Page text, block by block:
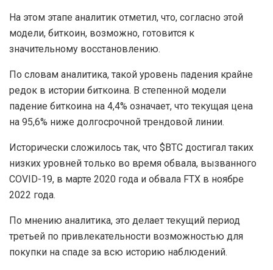
На этом этапе аналитик отметил, что, согласно этой
модели, биткоин, возможно, готовится к
значительному восстановлению.
По словам аналитика, такой уровень падения крайне
редок в истории биткоина. В степенной модели
падение биткоина на 4,4% означает, что текущая цена
на 95,6% ниже долгосрочной трендовой линии.
Исторически сложилось так, что $BTC достигал таких
низких уровней только во время обвала, вызванного
COVID-19, в марте 2020 года и обвала FTX в ноябре
2022 года.
По мнению аналитика, это делает текущий период
третьей по привлекательности возможностью для
покупки на спаде за всю историю наблюдений.